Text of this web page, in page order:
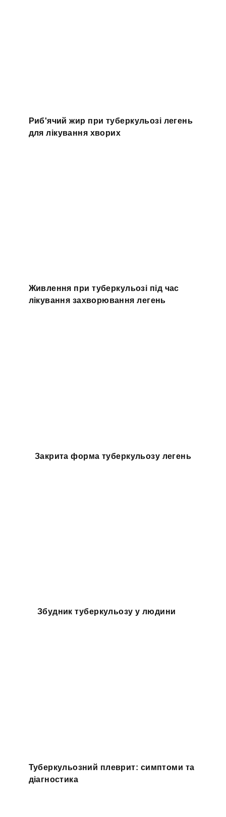
Риб'ячий жир при туберкульозі легень
для лікування хворих
Живлення при туберкульозі під час
лікування захворювання легень
Закрита форма туберкульозу легень
Збудник туберкульозу у людини
Туберкульозний плеврит: симптоми та
діагностика